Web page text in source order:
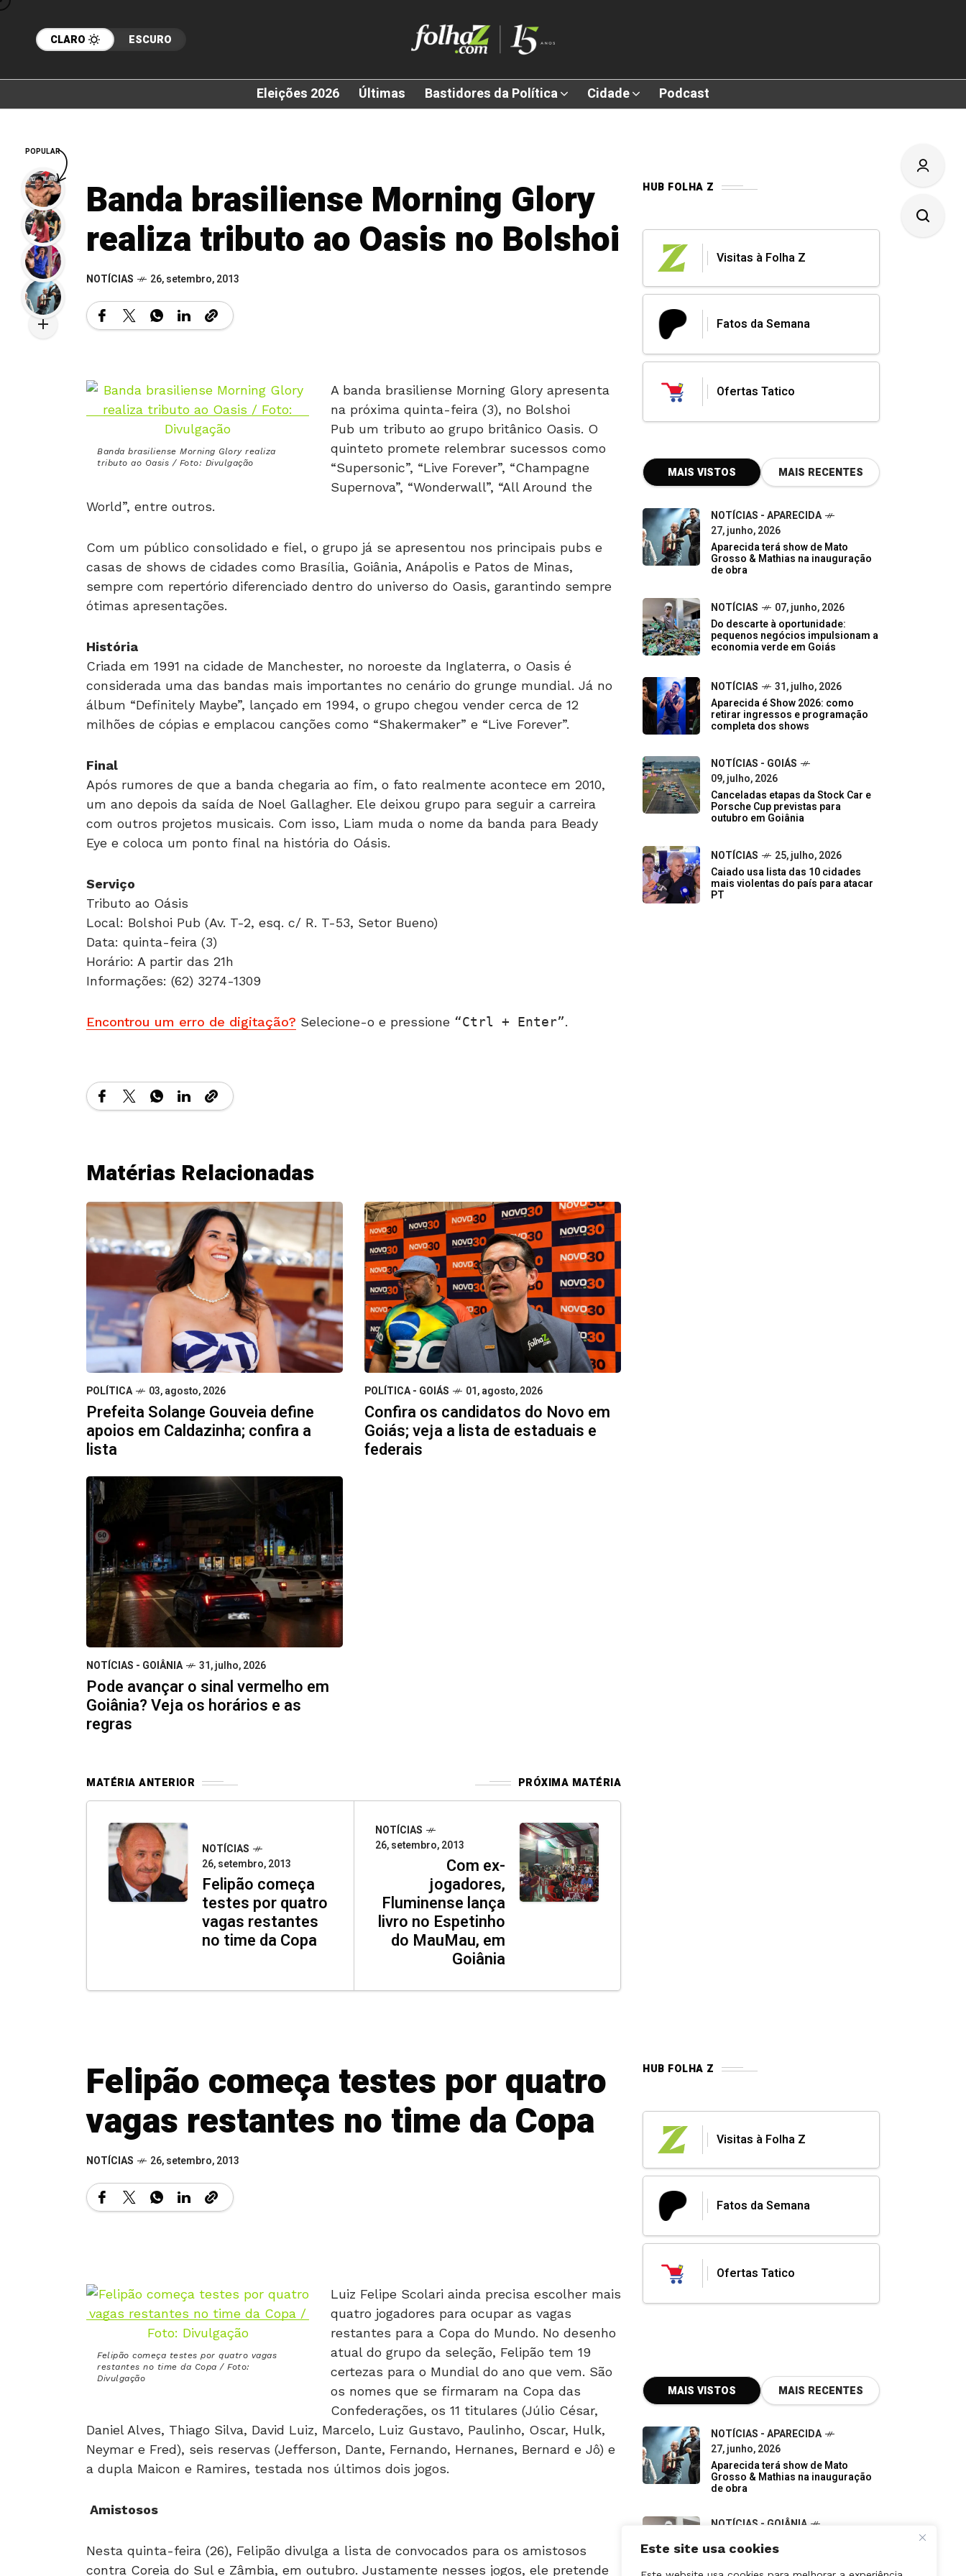
Este site usa cookies
CLARO ESCURO
Eleições 2026 Últimas Bastidores da Política Cidade Podcast
Banda brasiliense Morning Glory
realiza tributo ao Oasis no Bolshoi
NOTÍCIAS 26, setembro, 2013
Banda brasiliense Morning Glory realiza
tributo ao Oasis / Foto: Divulgação
A banda brasiliense Morning Glory apresenta
na próxima quinta-feira (3), no Bolshoi
Pub um tributo ao grupo britânico Oasis. O
quinteto promete relembrar sucessos como
“Supersonic”, “Live Forever”, “Champagne
Supernova”, “Wonderwall”, “All Around the
World”, entre outros.
Com um público consolidado e fiel, o grupo já se apresentou nos principais pubs e
casas de shows de cidades como Brasília, Goiânia, Anápolis e Patos de Minas,
sempre com repertório diferenciado dentro do universo do Oasis, garantindo sempre
ótimas apresentações.
História
Criada em 1991 na cidade de Manchester, no noroeste da Inglaterra, o Oasis é
considerada uma das bandas mais importantes no cenário do grunge mundial. Já no
álbum “Definitely Maybe”, lançado em 1994, o grupo chegou vender cerca de 12
milhões de cópias e emplacou canções como “Shakermaker” e “Live Forever”.
Final
Após rumores de que a banda chegaria ao fim, o fato realmente acontece em 2010,
um ano depois da saída de Noel Gallagher. Ele deixou grupo para seguir a carreira
com outros projetos musicais. Com isso, Liam muda o nome da banda para Beady
Eye e coloca um ponto final na história do Oásis.
Serviço
Tributo ao Oásis
Local: Bolshoi Pub (Av. T-2, esq. c/ R. T-53, Setor Bueno)
Data: quinta-feira (3)
Horário: A partir das 21h
Informações: (62) 3274-1309
Encontrou um erro de digitação? Selecione-o e pressione Ctrl + Enter .
Matérias Relacionadas
POLÍTICA 03, agosto, 2026
Prefeita Solange Gouveia define
apoios em Caldazinha; confira a
lista
POLÍTICA - GOIÁS 01, agosto, 2026
Confira os candidatos do Novo em
Goiás; veja a lista de estaduais e
federais
NOTÍCIAS - GOIÂNIA 31, julho, 2026
Pode avançar o sinal vermelho em
Goiânia? Veja os horários e as
regras
MATÉRIA ANTERIOR PRÓXIMA MATÉRIA
NOTÍCIAS
26, setembro, 2013
Felipão começa
testes por quatro
vagas restantes
no time da Copa
NOTÍCIAS
26, setembro, 2013
Com ex-
jogadores,
Fluminense lança
livro no Espetinho
do MauMau, em
Goiânia
HUB FOLHA Z
Visitas à Folha Z
Fatos da Semana
Ofertas Tatico
MAIS VISTOS MAIS RECENTES
NOTÍCIAS - APARECIDA
27, junho, 2026
Aparecida terá show de Mato
Grosso & Mathias na inauguração
de obra
NOTÍCIAS
07, junho, 2026
Do descarte à oportunidade:
pequenos negócios impulsionam a
economia verde em Goiás
NOTÍCIAS
31, julho, 2026
Aparecida é Show 2026: como
retirar ingressos e programação
completa dos shows
NOTÍCIAS - GOIÁS
09, julho, 2026
Canceladas etapas da Stock Car e
Porsche Cup previstas para
outubro em Goiânia
NOTÍCIAS
25, julho, 2026
Caiado usa lista das 10 cidades
mais violentas do país para atacar
PT
Felipão começa testes por quatro
vagas restantes no time da Copa
NOTÍCIAS 26, setembro, 2013
Felipão começa testes por quatro vagas
Divulgação
quatro jogadores para ocupar as vagas
restantes para a Copa do Mundo. No desenho
atual do grupo da seleção, Felipão tem 19
certezas para o Mundial do ano que vem. São
os nomes que se firmaram na Copa das
Confederações, os 11 titulares (Júlio César,
Daniel Alves, Thiago Silva, David Luiz, Marcelo, Luiz Gustavo, Paulinho, Oscar, Hulk,
Neymar e Fred), seis reservas (Jefferson, Dante, Fernando, Hernanes, Bernard e Jô) e
a dupla Maicon e Ramires, testada nos últimos dois jogos.
contra Coreia do Sul e Zâmbia, em outubro. Justamente nesses jogos, ele pretende
fazer testes para os últimos espaços no time. Goleiro, zagueiro, lateral-esquerdo e
HUB FOLHA Z
Visitas à Folha Z
Fatos da Semana
Ofertas Tatico
MAIS VISTOS MAIS RECENTES
NOTÍCIAS - APARECIDA
27, junho, 2026
Aparecida terá show de Mato
Grosso & Mathias na inauguração
de obra
NOTÍCIAS - GOIÂNIA
Do descarte à oportunidade:
POPULAR